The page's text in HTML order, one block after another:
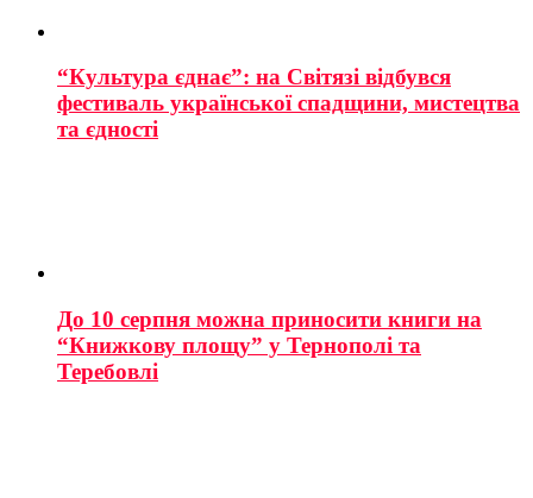
“Культура єднає”: на Світязі відбувся
фестиваль української спадщини, мистецтва
та єдності
До 10 серпня можна приносити книги на
“Книжкову площу” у Тернополі та
Теребовлі